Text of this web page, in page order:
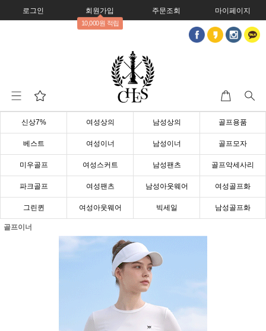
로그인 회원가입
10,000원 적립
주문조회 마이페이지
신상7% 여성상의 남성상의 골프용품
베스트 여성이너 남성이너 골프모자
미우골프 여성스커트 남성팬츠 골프악세사리
파크골프 여성팬츠 남성아웃웨어 여성골프화
그린퀸 여성아웃웨어 빅세일 남성골프화
골프이너